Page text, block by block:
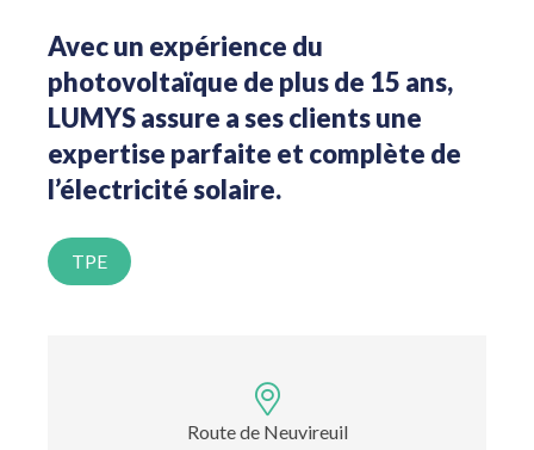
Avec un expérience du
photovoltaïque de plus de 15 ans,
LUMYS assure a ses clients une
expertise parfaite et complète de
l’électricité solaire.
TPE
Route de Neuvireuil